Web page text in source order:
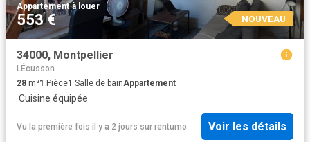
Appartement·à louer
553 € NOUVEAU
34000, Montpellier
LÉcusson
28 m²1 Pièce1 Salle de bainAppartement
·Cuisine équipée
Vu la première fois il y a 2 jours sur rentumo Voir les détails